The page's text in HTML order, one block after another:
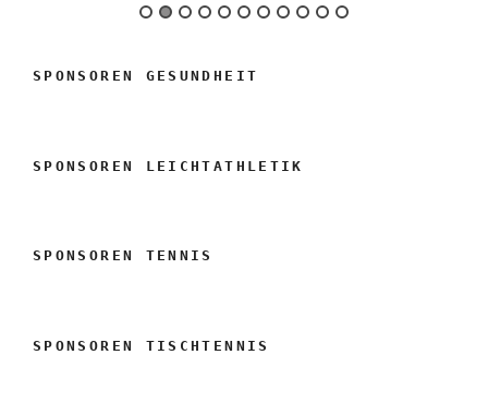
SPONSOREN GESUNDHEIT
SPONSOREN LEICHTATHLETIK
SPONSOREN TENNIS
SPONSOREN TISCHTENNIS